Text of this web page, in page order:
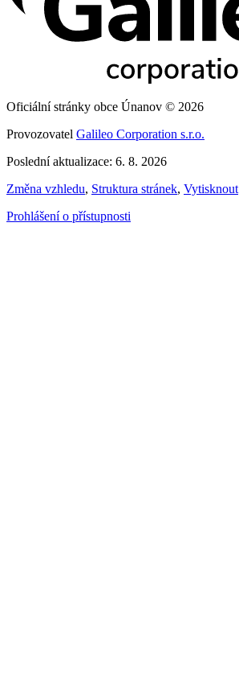
Oficiální stránky obce Únanov © 2026
Provozovatel Galileo Corporation s.r.o.
Poslední aktualizace: 6. 8. 2026
Změna vzhledu, Struktura stránek, Vytisknout
Prohlášení o přístupnosti